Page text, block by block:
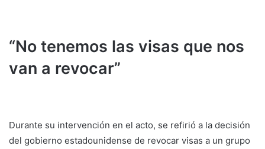
“No tenemos las visas que nos
van a revocar”
Durante su intervención en el acto, se refirió a la decisión
del gobierno estadounidense de revocar visas a un grupo